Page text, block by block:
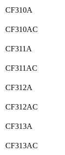
CF310A
CF310AC
CF311A
CF311AC
CF312A
CF312AC
CF313A
CF313AC